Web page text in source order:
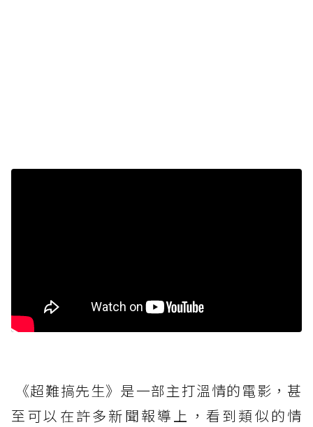
《超難搞先生》是一部主打溫情的電影，甚
至可以在許多新聞報導上，看到類似的情